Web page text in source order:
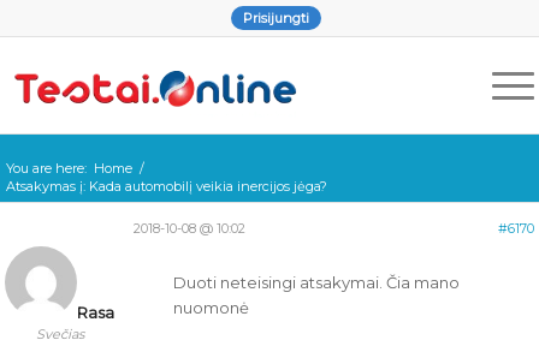
Prisijungti
You are here: Home /
Atsakymas į: Kada automobilį veikia inercijos jėga?
2018-10-08 @ 10:02 #6170
Rasa
Svečias
Duoti neteisingi atsakymai. Čia mano
nuomonė